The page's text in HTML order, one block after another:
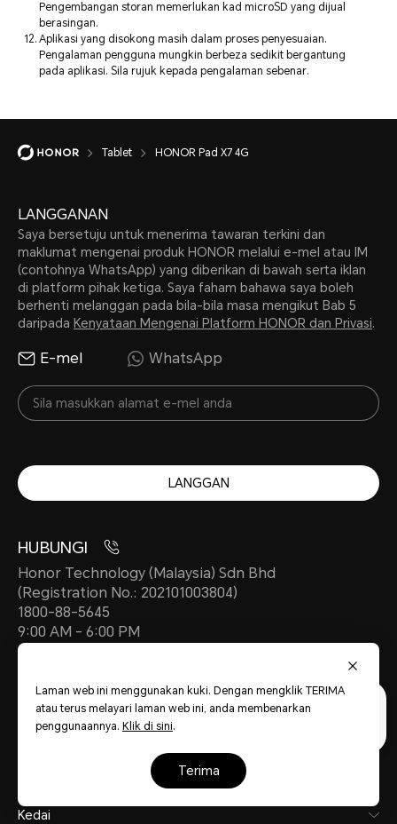
Pengembangan storan memerlukan kad microSD yang dijual
berasingan.
Aplikasi yang disokong masih dalam proses penyesuaian.
Pengalaman pengguna mungkin berbeza sedikit bergantung
pada aplikasi. Sila rujuk kepada pengalaman sebenar.
Tablet HONOR Pad X7 4G
LANGGANAN
Saya bersetuju untuk menerima tawaran terkini dan
maklumat mengenai produk HONOR melalui e-mel atau IM
(contohnya WhatsApp) yang diberikan di bawah serta iklan
di platform pihak ketiga. Saya faham bahawa saya boleh
berhenti melanggan pada bila-bila masa mengikut Bab 5
daripada Kenyataan Mengenai Platform HONOR dan Privasi.
E-mel WhatsApp
LANGGAN
HUBUNGI
Honor Technology (Malaysia) Sdn Bhd
(Registration No.: 202101003804)
1800-88-5645
9:00 AM - 6:00 PM
Kedai
Laman web ini menggunakan kuki. Dengan mengklik TERIMA
atau terus melayari laman web ini, anda membenarkan
penggunaannya. Klik di sini.
terima